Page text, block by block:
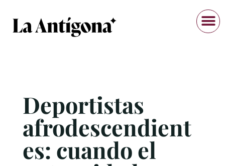
Deportistas
afrodescendient
es: cuando el